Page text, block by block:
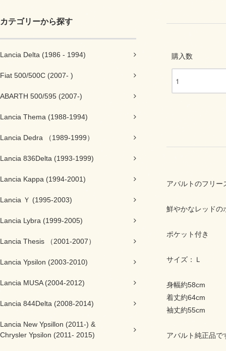
カテゴリーから探す
Lancia Delta (1986 - 1994)
Fiat 500/500C (2007- )
ABARTH 500/595 (2007-)
Lancia Thema (1988-1994)
Lancia Dedra （1989-1999）
Lancia 836Delta (1993-1999)
Lancia Kappa (1994-2001)
Lancia Ｙ (1995-2003)
Lancia Lybra (1999-2005)
Lancia Thesis （2001-2007）
Lancia Ypsilon (2003-2010)
Lancia MUSA (2004-2012)
Lancia 844Delta (2008-2014)
Lancia New Ypsillon (2011-) &
Chrysler Ypsilon (2011- 2015)
購入数
アバルトのフリー
鮮やかなレッドの
ポケット付き
サイズ：Ｌ
身幅約58cm
着丈約64cm
袖丈約55cm
アバルト純正品で